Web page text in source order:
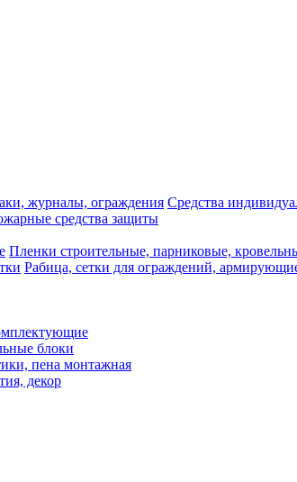
Средства
средства защиты
Пленки строительные, парниковые,
Рабица, сетки для ограждений,
блоки
пена монтажная
декор